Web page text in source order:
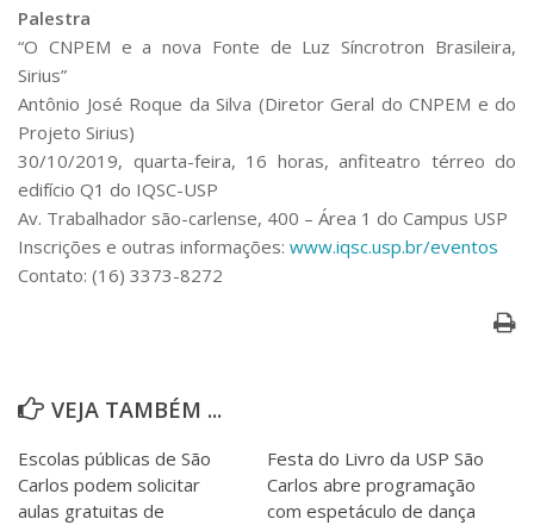
Palestra
“O CNPEM e a nova Fonte de Luz Síncrotron Brasileira,
Sirius”
Antônio José Roque da Silva (Diretor Geral do CNPEM e do
Projeto Sirius)
30/10/2019, quarta-feira, 16 horas, anfiteatro térreo do
edifício Q1 do IQSC-USP
Av. Trabalhador são-carlense, 400 – Área 1 do Campus USP
Inscrições e outras informações: www.iqsc.usp.br/eventos
Contato: (16) 3373-8272
VEJA TAMBÉM ...
Escolas públicas de São
Carlos podem solicitar
aulas gratuitas de
Festa do Livro da USP São
Carlos abre programação
com espetáculo de dança